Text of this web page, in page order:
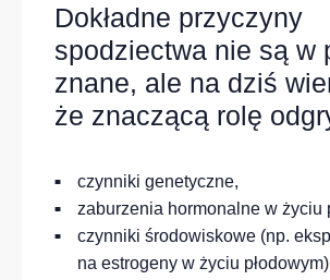
Dokładne przyczyny
spodziectwa nie są w
znane, ale na dziś
że znaczącą rolę
czynniki genetyczne,
zaburzenia hormonalne w życiu
czynniki środowiskowe (np.
na estrogeny w życiu